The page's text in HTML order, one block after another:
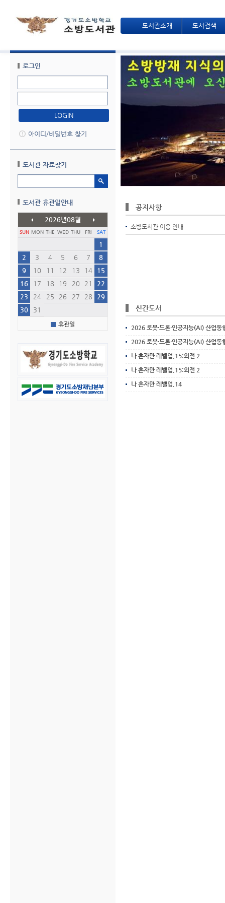
도서관소개 도서검색
로그인
LOGIN
아이디/비밀번호 찾기
도서관 자료찾기
검색
도서관 휴관일안내
전
월
2026년08월
다음
월
SUN MON THE WED THU FRI SAT
1
2
3 4 5 6 7
8
9
10 11 12 13 14
15
16
17 18 19 20 21
22
23
24 25 26 27 28
29
30
31
휴관일
공지사항
소방도서관 이용 안내
신간도서
2026 로봇·드론·인공지능(AI) 산업
2026 로봇·드론·인공지능(AI) 산업
나 혼자만 레벨업.15:외전 2
나 혼자만 레벨업.15:외전 2
나 혼자만 레벨업.14